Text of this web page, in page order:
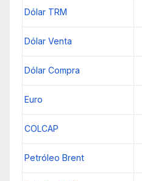
Dólar TRM
Dólar Venta
Dólar Compra
Euro
COLCAP
Petróleo Brent